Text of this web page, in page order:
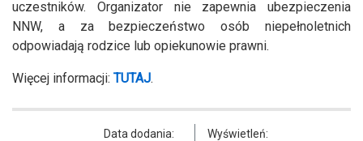
uczestników. Organizator nie zapewnia ubezpieczenia
NNW, a za bezpieczeństwo osób niepełnoletnich
odpowiadają rodzice lub opiekunowie prawni.
Więcej informacji: TUTAJ.
Data dodania: Wyświetleń: